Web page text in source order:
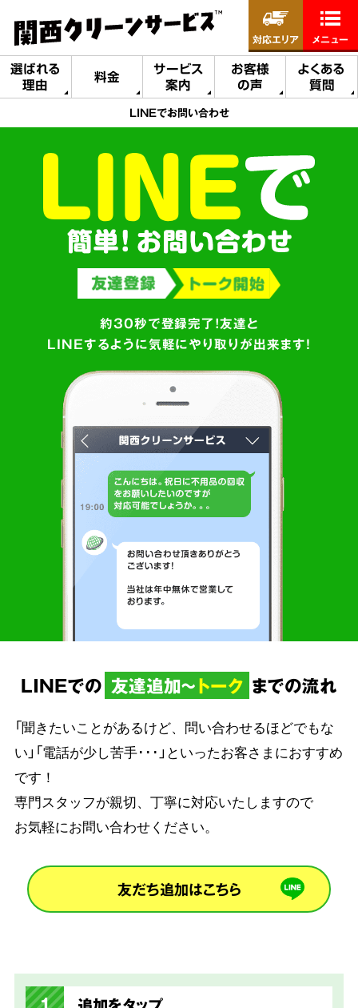
選ばれる
理由
料金
サービス
案内
お客様
の声
よくある
質問
対応エリア メニュー
LINEでお問い合わせ
約30秒で登録完了！友達と
LINEするように気軽にやり取りが出来ます!
LINEでの 友達追加～トーク までの流れ
「聞きたいことがあるけど、問い合わせるほどでもな
い」「電話が少し苦手･･･」といったお客さまにおすすめ
です！
専門スタッフが親切、丁寧に対応いたしますので
お気軽にお問い合わせください。
友だち追加はこちら